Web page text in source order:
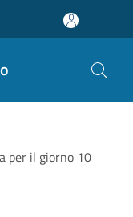
per il giorno 10